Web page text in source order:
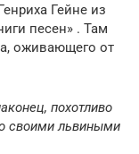
Гейне из
песен» . Там
оживающего от
похотливо
своими львиными